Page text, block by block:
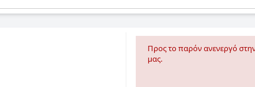
Προς το παρόν ανενεργό
μας.